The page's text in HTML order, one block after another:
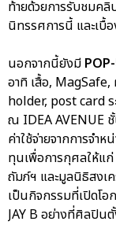
ท้ายด้วยการรับชมค
นิทรรศการนี้ และเบื้
นอกจากนี้ยังมี
อาทิ เสื้อ,
holder, post card
ณ IDEA AVENUE ชั้
ค่าใช้จ่ายจากการจำ
ทุนเพื่อการกุศลให้แก่
ถัมภ์ฯ และมูลนิธิสงเ
เป็นกิจกรรมที่เปิดโอ
JAY B อย่างที่ศิลปิน